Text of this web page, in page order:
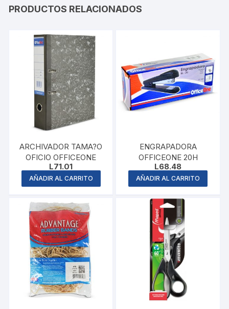
PRODUCTOS RELACIONADOS
ARCHIVADOR TAMA?O
OFICIO OFFICEONE
L71.01
AÑADIR AL CARRITO
ENGRAPADORA
OFFICEONE 20H
L68.48
AÑADIR AL CARRITO